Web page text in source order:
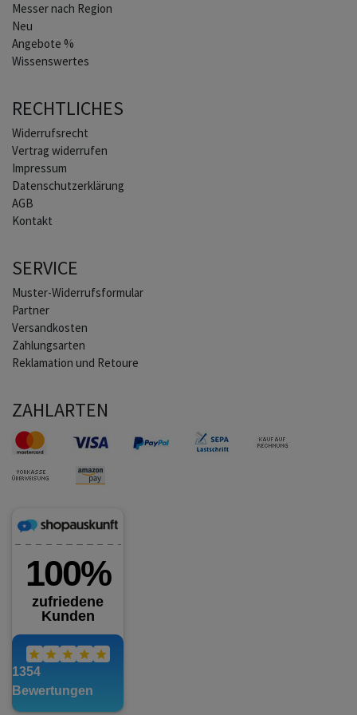
Messer nach Region
Neu
Angebote %
Wissenswertes
RECHTLICHES
Widerrufs­recht
Vertrag widerrufen
Impressum
Daten­schutz­erklärung
AGB
Kontakt
SERVICE
Muster-Widerrufsformular
Partner
Versandkosten
Zahlungsarten
Reklamation und Retoure
ZAHLARTEN